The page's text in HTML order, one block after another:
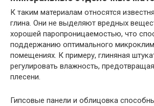
К таким материалам относятся
глина. Они не выделяют вредных
хорошей паропроницаемостью, что
поддержанию оптимального
помещениях. К примеру, глиняная
регулировать влажность,
плесени.
Гипсовые панели и облицовка